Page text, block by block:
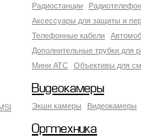
Радиостанции
Аксессуары для защиты и
Телефонные кабели
Дополнительные трубки для
Мини АТС
Объективы для
Видеокамеры
Экшн камеры Видеокамеры
Оргтехника